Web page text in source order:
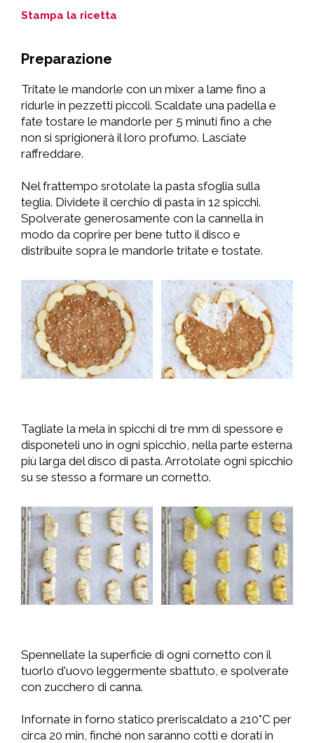
Stampa la ricetta
Preparazione
Tritate le mandorle con un mixer a lame fino a
ridurle in pezzetti piccoli. Scaldate una padella e
fate tostare le mandorle per 5 minuti fino a che
non si sprigionerà il loro profumo. Lasciate
raffreddare.
Nel frattempo srotolate la pasta sfoglia sulla
teglia. Dividete il cerchio di pasta in 12 spicchi.
Spolverate generosamente con la cannella in
modo da coprire per bene tutto il disco e
distribuite sopra le mandorle tritate e tostate.
Tagliate la mela in spicchi di tre mm di spessore e
disponeteli uno in ogni spicchio, nella parte esterna
più larga del disco di pasta. Arrotolate ogni spicchio
su se stesso a formare un cornetto.
Spennellate la superficie di ogni cornetto con il
tuorlo d'uovo leggermente sbattuto, e spolverate
con zucchero di canna.
Infornate in forno statico preriscaldato a 210°C per
circa 20 min, finché non saranno cotti e dorati in